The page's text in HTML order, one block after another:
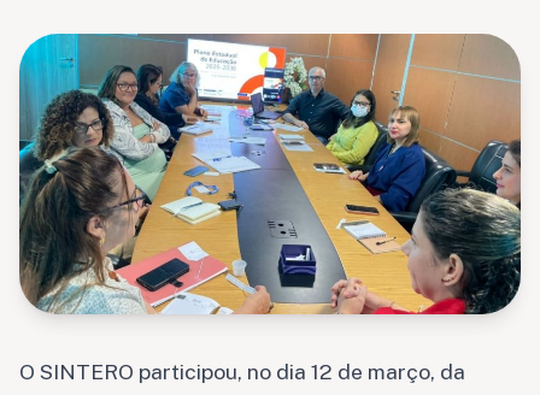
O SINTERO participou, no dia 12 de março, da